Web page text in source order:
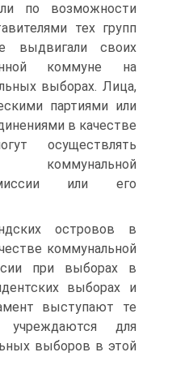
по возможности
тех групп
выдвигали своих
коммуне на
выборах. Лица,
партиями или
в качестве
осуществлять
или его
островов в
коммунальной
при выборах в
выборах и
выступают те
учреждаются для
выборов в этой